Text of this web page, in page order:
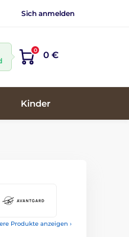
Sich anmelden
0 0 €
Kinder
Produkte anzeigen ›